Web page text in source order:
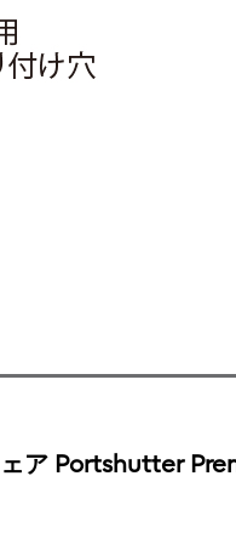
ア Portshutter